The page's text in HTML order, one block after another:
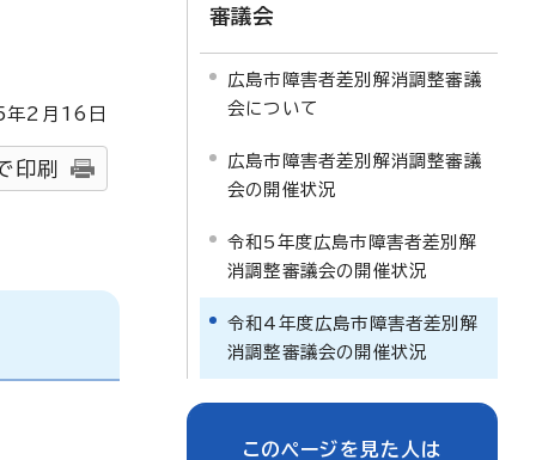
年2月 16 日
印刷
審議会
広島市障害者差別解消調整審議
会について
広島市障害者差別解消調整審議
会の開催状況
令和5年度広島市障害者差別解
消調整審議会の開催状況
令和4年度広島市障害者差別解
消調整審議会の開催状況
このページを見た人は